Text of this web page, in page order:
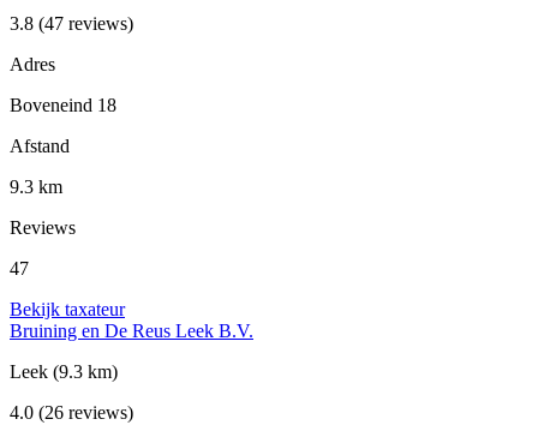
3.8 (47 reviews)
Adres
Boveneind 18
Afstand
9.3 km
Reviews
47
Bekijk taxateur
Bruining en De Reus Leek B.V.
Leek (9.3 km)
4.0 (26 reviews)